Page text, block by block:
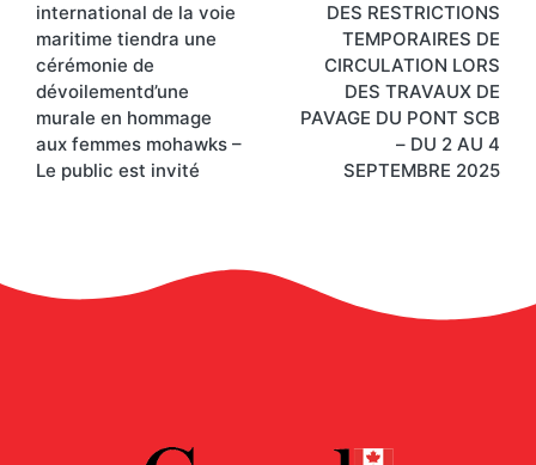
international de la voie
maritime tiendra une
cérémonie de
dévoilementd’une
murale en hommage
aux femmes mohawks –
Le public est invité
DES RESTRICTIONS
TEMPORAIRES DE
CIRCULATION LORS
DES TRAVAUX DE
PAVAGE DU PONT SCB
– DU 2 AU 4
SEPTEMBRE 2025